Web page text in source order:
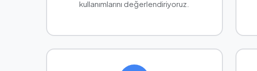
kullanımlarını değerlendiriyoruz.